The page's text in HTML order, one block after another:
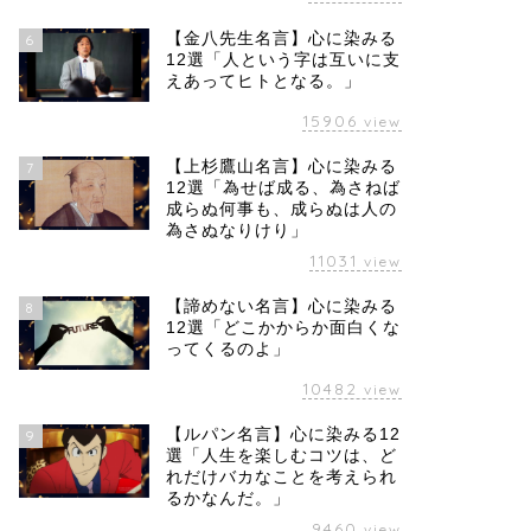
6
【金八先生名言】心に染みる
12選「人という字は互いに支
えあってヒトとなる。」
15906 view
7
【上杉鷹山名言】心に染みる
12選「為せば成る、為さねば
成らぬ何事も、成らぬは人の
為さぬなりけり」
11031 view
8
【諦めない名言】心に染みる
12選「どこかからか面白くな
ってくるのよ」
10482 view
9
【ルパン名言】心に染みる12
選「人生を楽しむコツは、ど
れだけバカなことを考えられ
るかなんだ。」